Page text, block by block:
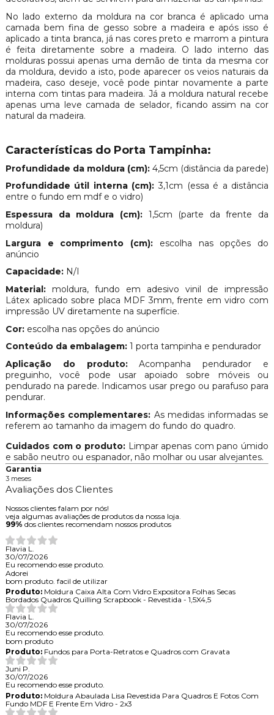
No lado externo da moldura na cor branca é aplicado uma
camada bem fina de gesso sobre a madeira e após isso é
aplicado a tinta branca, já nas cores preto e marrom a pintura
é feita diretamente sobre a madeira. O lado interno das
molduras possui apenas uma demão de tinta da mesma cor
da moldura, devido a isto, pode aparecer os veios naturais da
madeira, caso deseje, você pode pintar novamente a parte
interna com tintas para madeira. Já a moldura natural recebe
apenas uma leve camada de selador, ficando assim na cor
natural da madeira.
Características do Porta Tampinha:
Profundidade da moldura (cm):4,5cm (distância da parede)
Profundidade útil interna (cm): 3,1cm (essa é a distância
entre o fundo em mdf e o vidro)
Espessura da moldura (cm): 1,5cm (parte da frente da
moldura)
Largura e comprimento (cm): escolha nas opções do
anúncio
Capacidade:N/I
Material:moldura, fundo em adesivo vinil de impressão
Látex aplicado sobre placa MDF 3mm, frente em vidro com
impressão UV diretamente na superfície.
Cor:escolha nas opções do anúncio
Conteúdo da embalagem: 1 porta tampinha e pendurador
Aplicação do produto:
Acompanha pendurador e
preguinho, você pode usar apoiado sobre móveis ou
pendurado na parede. Indicamos usar prego ou parafuso para
pendurar.
Informações complementares: As medidas informadas se
referem ao tamanho da imagem do fundo do quadro.
Cuidados com o produto: Limpar apenas com pano úmido
e sabão neutro ou espanador, não molhar ou usar alvejantes.
Garantia
3 meses
Avaliações dos Clientes
Nossos clientes falam por nós!
veja algumas avaliações de produtos da nossa loja.
99% dos clientes recomendam nossos produtos
Flavia L.
30/07/2026
Eu recomendo esse produto.
Adorei
bom produto. facil de utilizar
Produto:Moldura Caixa Alta Com Vidro Expositora Folhas Secas
Bordados Quadros Quilling Scrapbook - Revestida - 1,5X4,5
Flavia L.
30/07/2026
Eu recomendo esse produto.
bom produto
Produto:Fundos para Porta-Retratos e Quadros com Gravata
Juni P.
30/07/2026
Eu recomendo esse produto.
Produto:Moldura Abaulada Lisa Revestida Para Quadros E Fotos Com
Fundo MDF E Frente Em Vidro - 2x3